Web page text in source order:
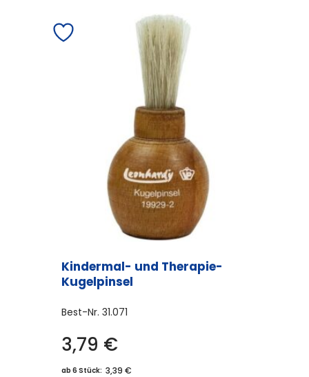
Varianten
auf.
Die
Optionen
können
auf
der
Produktseite
gewählt
werden
Kindermal- und Therapie-
Kugelpinsel
Best-Nr. 31.071
3,79 €
ab 6 Stück: 3,39 €